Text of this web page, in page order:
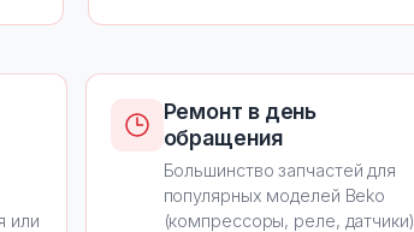
или
Ремонт в день
обращения
Большинство запчастей для
популярных моделей Beko
(компрессоры, реле, датчики)